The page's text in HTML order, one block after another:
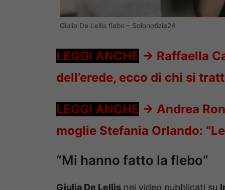
Giulia De Lellis flebo – Solonotizie24
LEGGI ANCHE -> Raffaella
dell’erede, ecco di chi si
LEGGI ANCHE -> Andrea
moglie Stefania Orlando:
“Mi hanno fatto la flebo”
Giulia De Lellis nei video pubblicati su